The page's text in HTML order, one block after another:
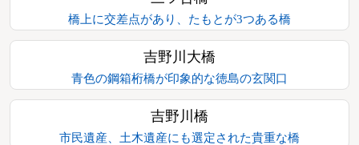
橋上に交差点があり、たもとが3つある橋
吉野川大橋
青色の鋼箱桁橋が印象的な徳島の玄関口
吉野川橋
市民遺産、土木遺産にも選定された貴重な橋